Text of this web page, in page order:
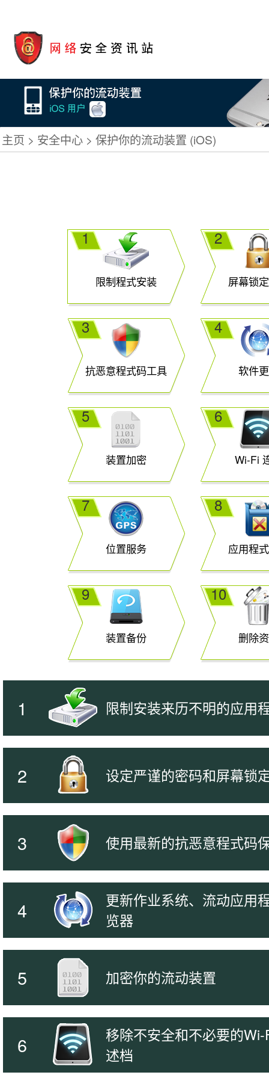
主页 安全中心 保护你的流动装置 (iOS)
1
限制程式安装
2
屏幕锁
3
抗恶意程式码工具
4
软件
5
装置加密
6
Wi-Fi
7
位置服务
8
应用程
9
装置备份
10
删除
1 限制安装来历不明的应用
2 设定严谨的密码和屏幕锁
3 使用最新的抗恶意程式码
4
更新作业系统、流动应用
览器
5 加密你的流动装置
6
移除不安全和不必要的
述档